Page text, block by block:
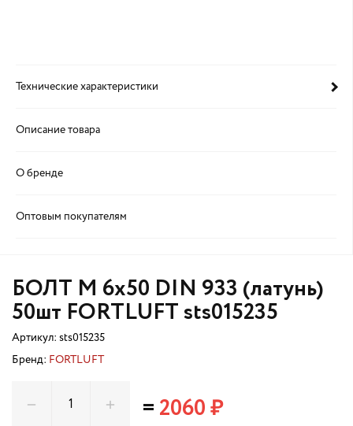
Технические характеристики
Описание товара
О бренде
Оптовым покупателям
БОЛТ М 6х50 DIN 933 (латунь)
50шт FORTLUFT sts015235
Артикул: sts015235
Бренд: FORTLUFT
=2060 ₽